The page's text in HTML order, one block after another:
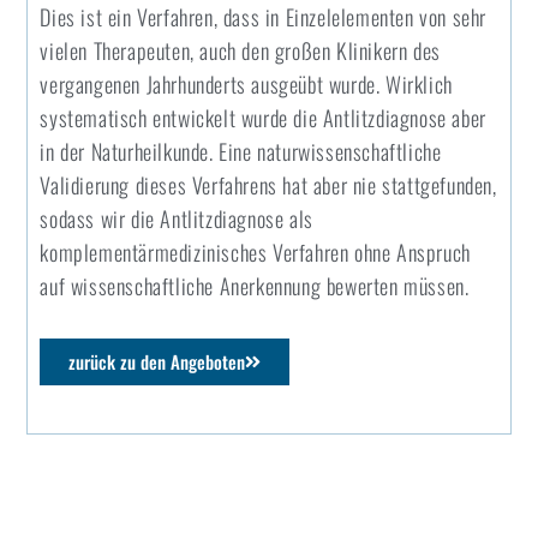
Dies ist ein Verfahren, dass in Einzelelementen von sehr
vielen Therapeuten, auch den großen Klinikern des
vergangenen Jahrhunderts ausgeübt wurde. Wirklich
systematisch entwickelt wurde die Antlitzdiagnose aber
in der Naturheilkunde. Eine naturwissenschaftliche
Validierung dieses Verfahrens hat aber nie stattgefunden,
sodass wir die Antlitzdiagnose als
komplementärmedizinisches Verfahren ohne Anspruch
auf wissenschaftliche Anerkennung bewerten müssen.
zurück zu den Angeboten